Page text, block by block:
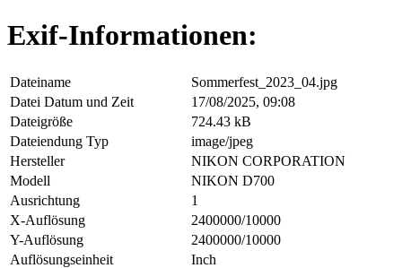
Exif-Informationen:
Dateiname
Sommerfest_2023_04.jpg
Datei Datum und Zeit
17/08/2025, 09:08
Dateigröße
724.43 kB
Dateiendung Typ
image/jpeg
Hersteller
NIKON CORPORATION
Modell
NIKON D700
Ausrichtung
1
X-Auflösung
2400000/10000
Y-Auflösung
2400000/10000
Auflösungseinheit
Inch